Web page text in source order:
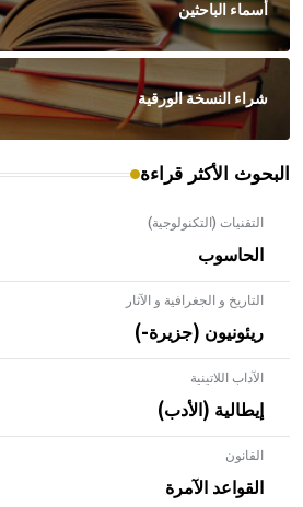
أسماء الباحثين
شراء النسخة الورقية
البحوث الأكثر قراءة
التقنيات (التكنولوجية)
الحاسوب
التاريخ و الجغرافية و الآثار
ريئونيون (جزيرة-)
الآداب اللاتينية
إيطالية (الأدب)
القانون
القواعد الآمرة
- هل تعلم أن الأبلق نوع من الفنون
بالعمارة الإسلامية في بلاد الشام